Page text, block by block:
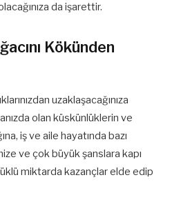
da işarettir.
Kökünden
uzaklaşacağınıza
olan küskünlüklerin ve
iş ve aile hayatında bazı
ve çok büyük şanslara kapı
miktarda kazançlar elde edip